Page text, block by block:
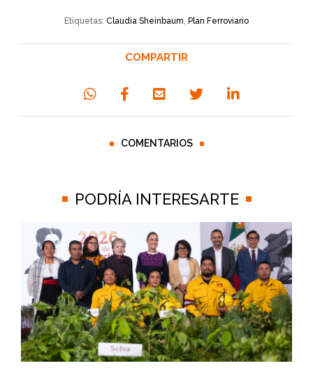
Etiquetas: Claudia Sheinbaum, Plan Ferroviario
COMPARTIR
COMENTARIOS
PODRÍA INTERESARTE